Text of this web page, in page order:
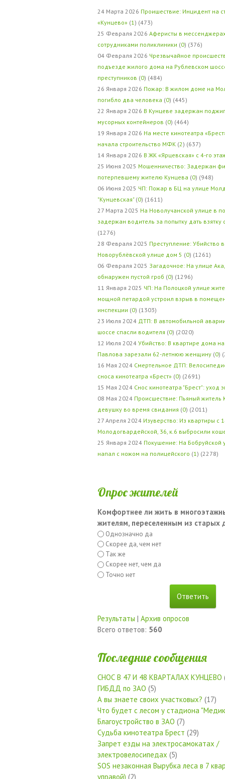
24 Марта 2026 Проишествие: Инцидент на
«Кунцево» (1 ) (473)
25 Февраля 2026 Аферисты в
сотрудниками поликлиники (0) (376)
04 Февраля 2026 Чрезвычайное
подъезде жилого дома на Рублевском
преступников (0) (484)
26 Января 2026 Пожар: В жилом доме на
погибло два человека (0) (445)
22 Января 2026 В Кунцеве задержан
мусорных контейнеров (0) (464)
19 Января 2026 На месте кинотеатра
начала строительство МФК (2) (637)
14 Января 2026 В ЖК «Ярцевская» с 4-го
25 Июня 2025 Мошенничество: Задержан
потерпевшему жителю Кунцева (0) (948)
06 Июня 2025 ЧП: Пожар в БЦ на улице
"Кунцевская" (0) (1611)
27 Марта 2025 На Новолучанской улице в
задержан водитель за попытку дать
(1276)
28 Февраля 2025 Преступление: Убийство
Новорублёвской улице дом 5 (0) (1261)
06 Февраля 2025 Загадочное: На улице
обнаружен пустой гроб (0) (1296)
11 Января 2025 ЧП: На Полоцкой улице
мощной петардой устроил взрыв в
инспекции (0) (1303)
23 Июля 2024 ДТП: В автомобильной
шоссе спасли водителя (0) (2020)
12 Июля 2024 Убийство: В квартире дома
Павлова зарезали 62-летнюю женщину (0)
16 Мая 2024 Смертельное ДТП:
сноса кинотеатра «Брест» (0) (2691)
15 Мая 2024 Снос кинотеатра "Брест": уход
08 Мая 2024 Происшествие: Пьяный житель
девушку во время свидания (0) (2011)
27 Апреля 2024 Изуверство: Из квартиры с
Молодогвардейской, 36, к.6 выбросили
25 Января 2024 Покушение: На Бобруйской
напал с ножом на полицейского (1 ) (2278)
Опрос жителей
Комфортнее ли жить в
жителям, переселенным из старых
Однозначно да
Скорее да, чем нет
Так же
Скорее нет, чем да
Точно нет
Результаты | Архив опросов
Всего ответов: 560
Последние сообщения
СНОС В 47 И 48 КВАРТАЛАХ КУНЦЕВО
ГИБДД по ЗАО (5)
А вы знаете своих участковых? (17)
Что будет с лесом у стадиона
Благоустройство в ЗАО (7)
Судьба кинотеатра Брест (29)
Запрет езды на электросамокатах /
электровелосипедах (5)
SOS незаконная Вырубка леса в 7
управой) (2)